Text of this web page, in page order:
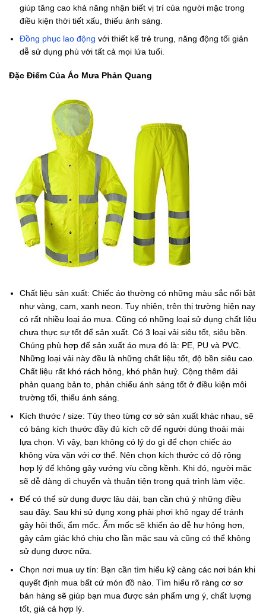
giúp tăng cao khả năng nhận biết vị trí của người mặc trong
điều kiện thời tiết xấu, thiếu ánh sáng.
Đồng phục lao động với thiết kế trẻ trung, năng động tối giản
dễ sử dụng phù với tất cả mọi lứa tuổi.
Đặc Điểm Của Áo Mưa Phản Quang
Chất liệu sản xuất: Chiếc áo thường có những màu sắc nổi bật
như vàng, cam, xanh neon. Tuy nhiên, trên thị trường hiện nay
có rất nhiều loại áo mưa. Cũng có những loại sử dụng chất liệu
chưa thực sự tốt để sản xuất. Có 3 loại vải siêu tốt, siêu bền.
Chúng phù hợp để sản xuất áo mưa đó là: PE, PU và PVC.
Những loại vải này đều là những chất liệu tốt, độ bền siêu cao.
Chất liệu rất khó rách hỏng, khó phân huỷ. Cộng thêm dải
phản quang bản to, phản chiếu ánh sáng tốt ở điều kiện môi
trường tối, thiếu ánh sáng.
Kích thước / size: Tùy theo từng cơ sở sản xuất khác nhau, sẽ
có bảng kích thước đầy đủ kích cỡ để người dùng thoải mái
lựa chọn. Vì vậy, bạn không có lý do gì để chọn chiếc áo
không vừa vặn với cơ thể. Nên chọn kích thước có độ rộng
hợp lý để không gây vướng víu cồng kềnh. Khi đó, người mặc
sẽ dễ dàng di chuyển và thuận tiện trong quá trình làm việc.
Để có thể sử dụng được lâu dài, bạn cần chú ý những điều
sau đây. Sau khi sử dụng xong phải phơi khô ngay để tránh
gây hôi thối, ẩm mốc. Ẩm mốc sẽ khiến áo dễ hư hỏng hơn,
gây cảm giác khó chịu cho lần mặc sau và cũng có thể không
sử dụng được nữa.
Chọn nơi mua uy tín: Bạn cần tìm hiểu kỹ càng các nơi bán khi
quyết định mua bất cứ món đồ nào. Tìm hiểu rõ ràng cơ sơ
bán hàng sẽ giúp bạn mua được sản phẩm ưng ý, chất lượng
tốt, giá cả hợp lý.